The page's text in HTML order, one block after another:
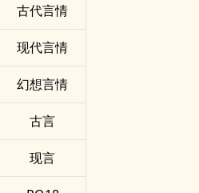
古代言情
现代言情
幻想言情
古言
现言